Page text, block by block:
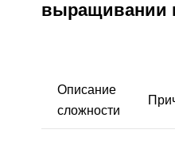
выращивании
Описание
сложности